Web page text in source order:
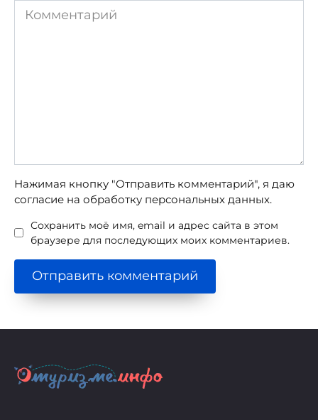
Комментарий
Нажимая кнопку "Отправить комментарий", я даю
согласие на обработку персональных данных.
Сохранить моё имя, email и адрес сайта в этом
браузере для последующих моих комментариев.